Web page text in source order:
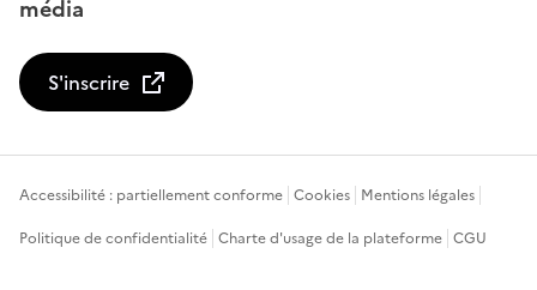
média
S'inscrire
Accessibilité : partiellement conforme Cookies Mentions légales
Politique de confidentialité Charte d'usage de la plateforme CGU